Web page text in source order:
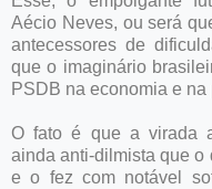
Aécio Neves, ou será
antecessores de
que o imaginário
PSDB na economia e
O fato é que a virada
ainda anti-dilmista que o
e o fez com notável